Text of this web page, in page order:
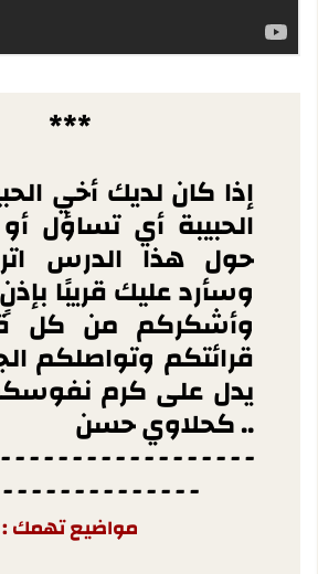
***
إذا كان لديك أخي
الحبيبة أي تساؤل
حول هذا الدرس
وسأرد عليك قريبًا
وأشكركم من كل
قرائتكم وتواصلكم
يدل على كرم
.. كحلاوي حسن
- - - - - - - - - - - - - - - - -
- - - - - - - - - - - - -
مواضيع تهمك :